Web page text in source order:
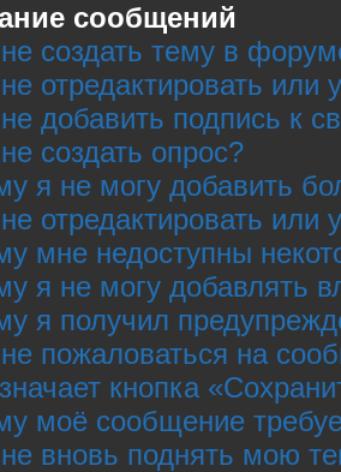
сообщений
создать тему в
отредактировать или
добавить подпись к
создать опрос?
я не могу добавить
отредактировать или
мне недоступны
я не могу добавлять
я получил
пожаловаться на
кнопка
моё сообщение
вновь поднять мою